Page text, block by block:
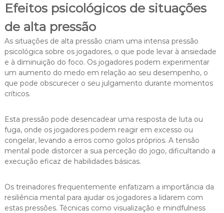
Efeitos psicológicos de situações
de alta pressão
As situações de alta pressão criam uma intensa pressão
psicológica sobre os jogadores, o que pode levar à ansiedade
e à diminuição do foco. Os jogadores podem experimentar
um aumento do medo em relação ao seu desempenho, o
que pode obscurecer o seu julgamento durante momentos
críticos.
Esta pressão pode desencadear uma resposta de luta ou
fuga, onde os jogadores podem reagir em excesso ou
congelar, levando a erros como golos próprios. A tensão
mental pode distorcer a sua perceção do jogo, dificultando a
execução eficaz de habilidades básicas.
Os treinadores frequentemente enfatizam a importância da
resiliência mental para ajudar os jogadores a lidarem com
estas pressões. Técnicas como visualização e mindfulness